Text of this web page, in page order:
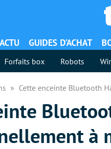
ACTU GUIDES D’ACHAT
Forfaits box Robots
Cette enceinte Bluetooth
à